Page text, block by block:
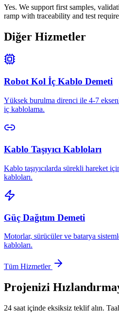
Yes. We support first samples,
ramp with traceability and test
Diğer Hizmetler
Robot Kol İç Kablo Demeti
Yüksek burulma direnci ile 4-7
iç kablolama.
Kablo Taşıyıcı Kabloları
Kablo taşıyıcılarda sürekli hareket
kabloları.
Güç Dağıtım Demeti
Motorlar, sürücüler ve batarya
kabloları.
Tüm Hizmetler
Projenizi
24 saat içinde eksiksiz teklif alın.